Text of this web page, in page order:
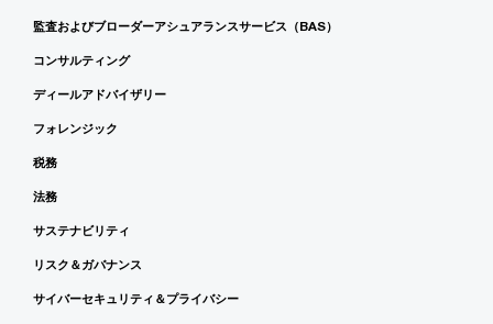
監査およびブローダーアシュアランスサービス（BAS）
コンサルティング
ディールアドバイザリー
フォレンジック
税務
法務
サステナビリティ
リスク＆ガバナンス
サイバーセキュリティ＆プライバシー